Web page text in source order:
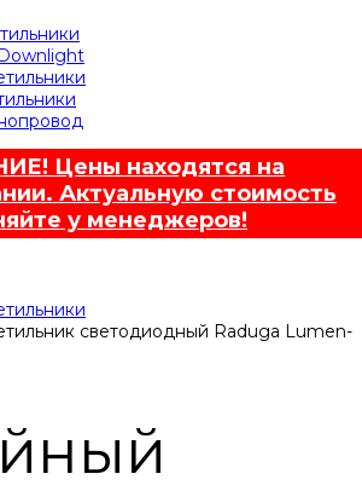
Цены находятся на
Актуальную стоимость
у менеджеров!
светодиодный Raduga Lumen-